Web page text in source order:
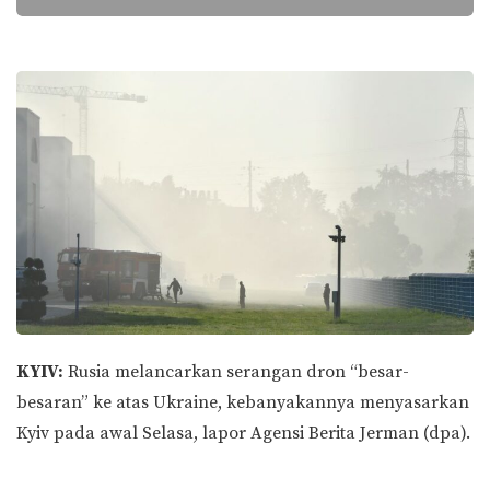
KYIV: Rusia melancarkan serangan dron “besar-
besaran” ke atas Ukraine, kebanyakannya menyasarkan
Kyiv pada awal Selasa, lapor Agensi Berita Jerman (dpa).